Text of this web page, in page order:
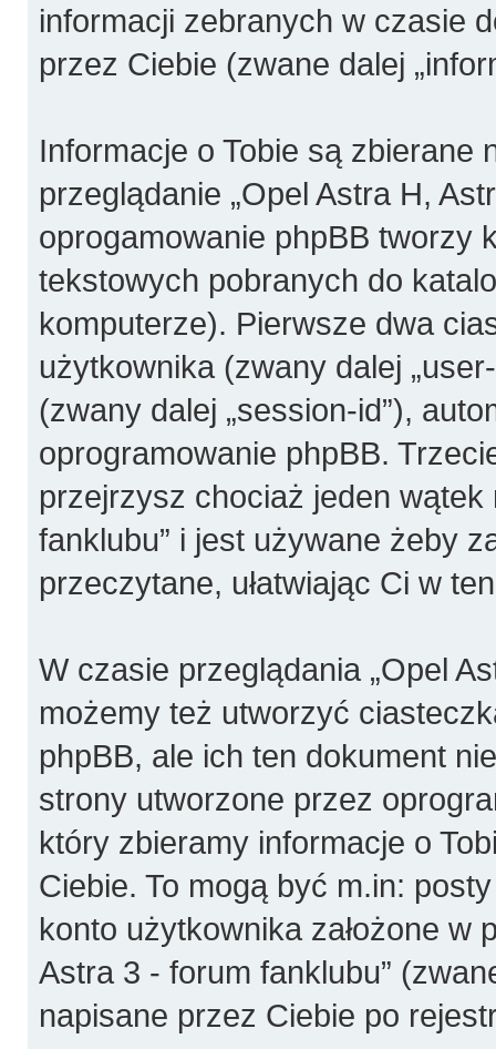
informacji zebranych w czasie
przez Ciebie (zwane dalej
Informacje o Tobie są zbierane
przeglądanie „Opel Astra H,
oprogamowanie phpBB tworzy
tekstowych pobranych do
komputerze). Pierwsze dwa
użytkownika (zwany dalej
(zwany dalej „session-id”),
oprogramowanie phpBB.
przejrzysz chociaż jeden wątek
fanklubu” i jest używane żeby
przeczytane, ułatwiając Ci w
W czasie przeglądania „Opel
możemy też utworzyć
phpBB, ale ich ten dokument
strony utworzone przez
który zbieramy informacje o
Ciebie. To mogą być m.in:
konto użytkownika założone w
Astra 3 - forum fanklubu”
napisane przez Ciebie po